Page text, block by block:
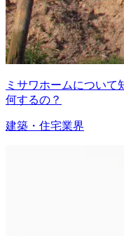
ミサワホームについて
何するの？
建築・住宅業界